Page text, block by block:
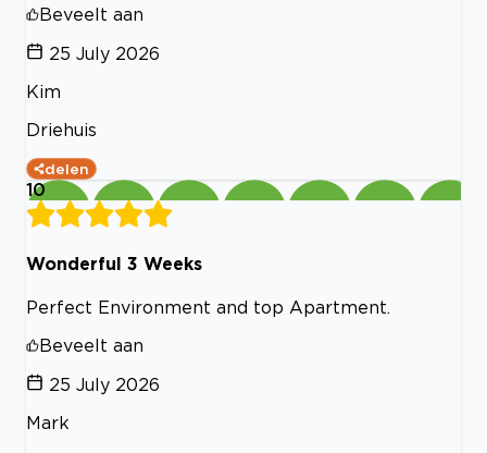
Beveelt aan
25 July 2026
Kim
Driehuis
delen
10
Wonderful 3 Weeks
Perfect Environment and top Apartment.
Beveelt aan
25 July 2026
Mark